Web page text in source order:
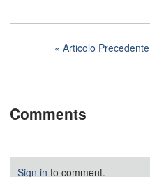
Articolo Precedente
Comments
Sign in to comment.